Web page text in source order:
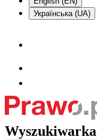
Українська (UA)
Wyszukiwarka